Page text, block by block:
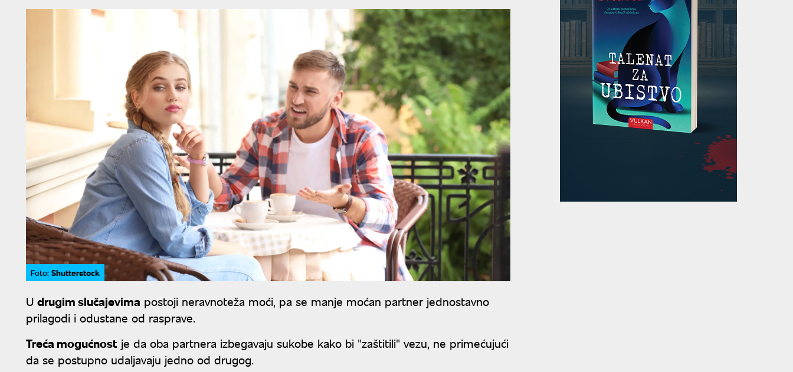
Foto: Shutterstock
U drugim slučajevima postoji neravnoteža moći, pa se manje moćan partner jednostavno
prilagodi i odustane od rasprave.
Treća mogućnost je da oba partnera izbegavaju sukobe kako bi "zaštitili" vezu, ne primećujući
da se postupno udaljavaju jedno od drugog.